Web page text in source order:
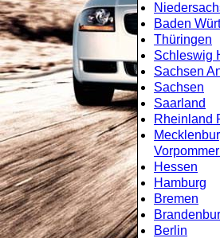
Baden
Thüringen
Schleswig
Sachsen
Sachsen
Saarland
Rheinland
Hessen
Hamburg
Bremen
Berlin